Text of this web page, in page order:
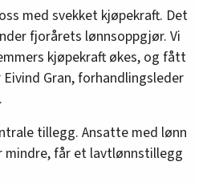
med svekket kjøpekraft. Det
fjorårets lønnsoppgjør. Vi
kjøpekraft økes, og fått
Gran, forhandlingsleder
tillegg. Ansatte med lønn
mindre, får et lavtlønnstillegg